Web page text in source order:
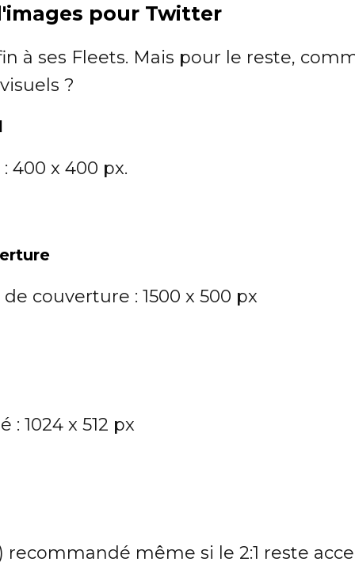
pour Twitter
à ses Fleets. Mais pour le reste,
?
400 x 400 px.
couverture : 1500 x 500 px
1024 x 512 px
recommandé même si le 2:1 reste